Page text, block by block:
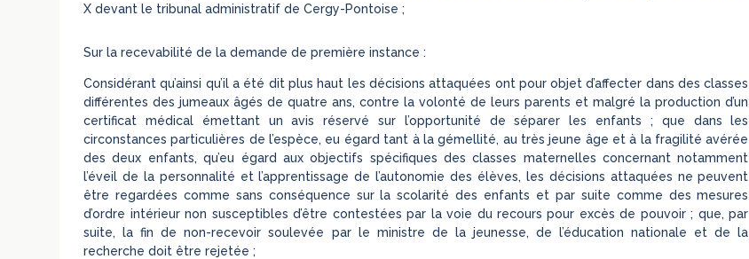
X devant le tribunal administratif de Cergy-Pontoise ;
Sur la recevabilité de la demande de première instance :
Considérant qu’ainsi qu’il a été dit plus haut les décisions attaquées ont pour objet d’affecter dans des classes
différentes des jumeaux âgés de quatre ans, contre la volonté de leurs parents et malgré la production d’un
certificat médical émettant un avis réservé sur l’opportunité de séparer les enfants ; que dans les
circonstances particulières de l’espèce, eu égard tant à la gémellité, au très jeune âge et à la fragilité avérée
des deux enfants, qu’eu égard aux objectifs spécifiques des classes maternelles concernant notamment
l’éveil de la personnalité et l’apprentissage de l’autonomie des élèves, les décisions attaquées ne peuvent
être regardées comme sans conséquence sur la scolarité des enfants et par suite comme des mesures
d’ordre intérieur non susceptibles d’être contestées par la voie du recours pour excès de pouvoir ; que, par
suite, la fin de non-recevoir soulevée par le ministre de la jeunesse, de l’éducation nationale et de la
recherche doit être rejetée ;